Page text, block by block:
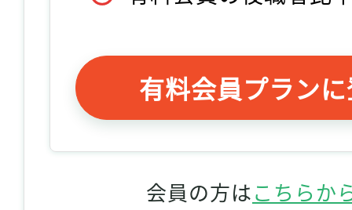
有料会員プラン
会員の方はこちらか